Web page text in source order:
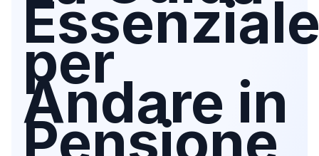
per
Andare in
Pensione